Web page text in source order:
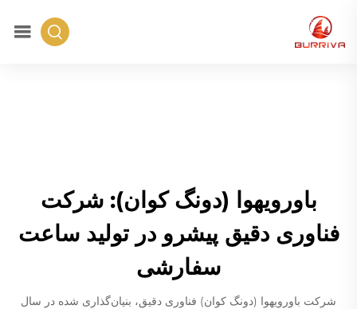
باورویهوا (دونگ کوان): شرکت
فناوری دقیق پیشرو در تولید ساعت
سفارشی
شرکت باورویهوا (دونگ کوان) فناوری دقیق، بنیان‌گذاری شده در سال